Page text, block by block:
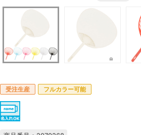
受注生産 フルカラー可能